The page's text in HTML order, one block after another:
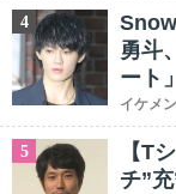
4
勇斗
ート
イケメン
5
【T
チ”